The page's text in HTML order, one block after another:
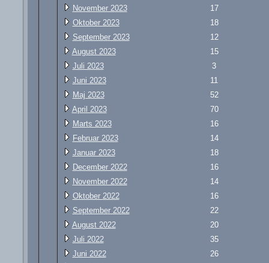
November 2023
17
Oktober 2023
18
September 2023
12
August 2023
15
Juli 2023
3
Juni 2023
11
Maj 2023
52
April 2023
70
Marts 2023
16
Februar 2023
14
Januar 2023
18
December 2022
16
November 2022
14
Oktober 2022
16
September 2022
22
August 2022
20
Juli 2022
35
Juni 2022
26